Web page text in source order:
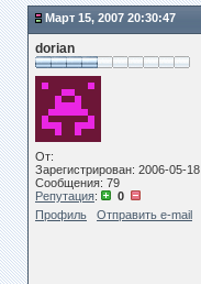
Март 15, 2007 20:30:47
dorian
От:
Зарегистрирован: 2006-05-18
Сообщения: 79
Репутация:
0
Профиль
Отправить e-mail